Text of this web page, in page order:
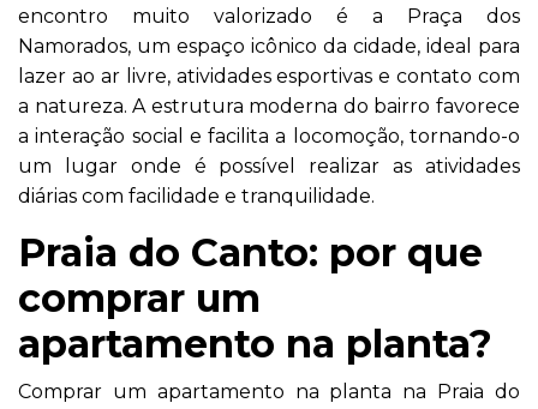
encontro muito valorizado é a Praça dos
Namorados, um espaço icônico da cidade, ideal para
lazer ao ar livre, atividades esportivas e contato com
a natureza. A estrutura moderna do bairro favorece
a interação social e facilita a locomoção, tornando-o
um lugar onde é possível realizar as atividades
diárias com facilidade e tranquilidade.
Praia do Canto: por que
comprar um
apartamento na planta?
Comprar um apartamento na planta na Praia do